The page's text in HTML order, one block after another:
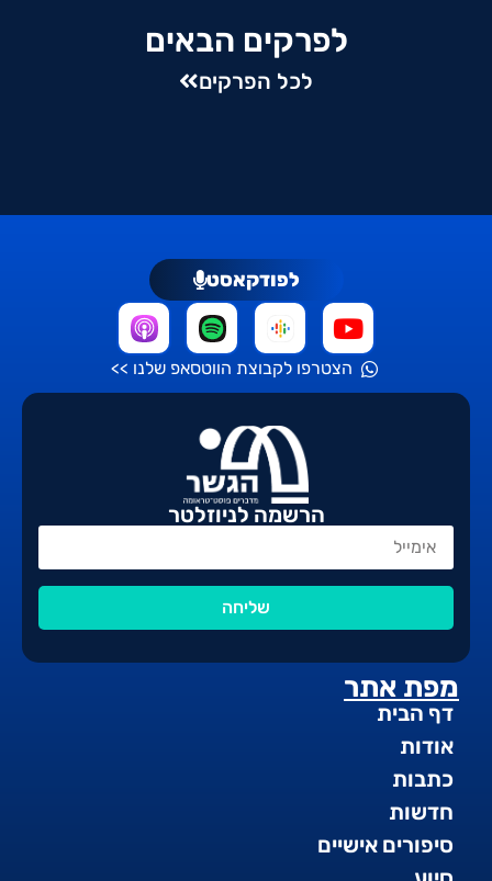
לפרקים הבאים
לכל הפרקים
מפת אתר
דף הבית
אודות
כתבות
חדשות
סיפורים אישיים
לפודקאסט
הצטרפו לקבוצת הווטסאפ שלנו >>
הרשמה לניוזלטר
שליחה